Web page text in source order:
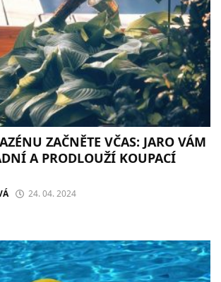
ZAČNĚTE VČAS: JARO VÁM
A PRODLOUŽÍ KOUPACÍ
24. 04. 2024